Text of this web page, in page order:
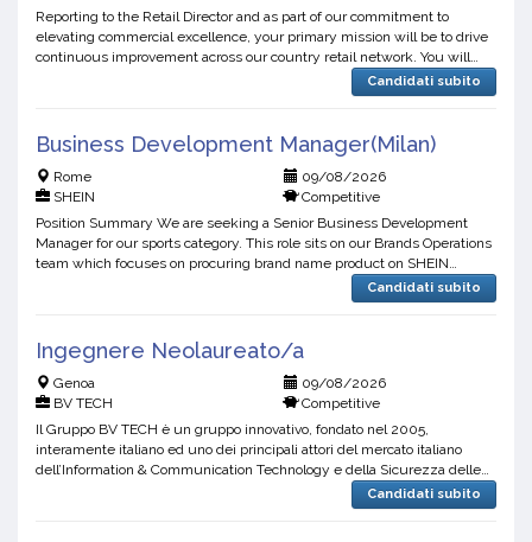
Reporting to the Retail Director and as part of our commitment to
elevating commercial excellence, your primary mission will be to drive
continuous improvement across our country retail network. You will
Candidati subito
Business Development Manager(Milan)
Rome
09/08/2026
SHEIN
Competitive
Position Summary We are seeking a Senior Business Development
Manager for our sports category. This role sits on our Brands Operations
team which focuses on procuring brand name product on SHEIN
platform.Job ResponsibilitiesSupplier Development and...Candidati subito
Ingegnere Neolaureato/a
Genoa
09/08/2026
BV TECH
Competitive
Il Gruppo BV TECH è un gruppo innovativo, fondato nel 2005,
interamente italiano ed uno dei principali attori del mercato italiano
dell’Information & Communication Technology e della Sicurezza delle
Informazioni.La preghiamo di leggere attentament...Candidati subito